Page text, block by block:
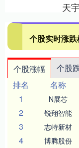
天
个股实时涨跌
个股涨幅 个股
排名
名称
1
N展芯
2 锐翔智能
3 志特新材
4 博腾股份